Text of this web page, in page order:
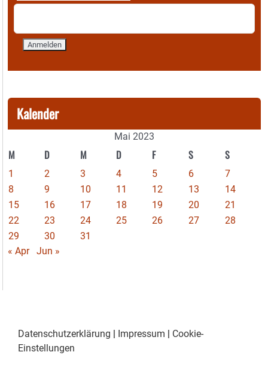
Kalender
Mai 2023
M D M D F S S
1 2 3 4 5 6
7
8
9 10 11 12 13
14
15
16 17 18 19 20
21
22
23 24 25 26 27
28
29
30
31
« Apr
Jun »
Datenschutzerklärung | Impressum | Cookie-
Einstellungen